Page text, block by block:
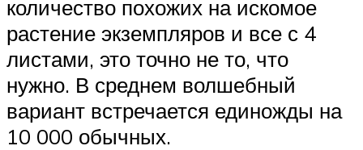
количество похожих на искомое
растение экземпляров и все с 4
листами, это точно не то, что
нужно. В среднем волшебный
вариант встречается единожды на
10 000 обычных.